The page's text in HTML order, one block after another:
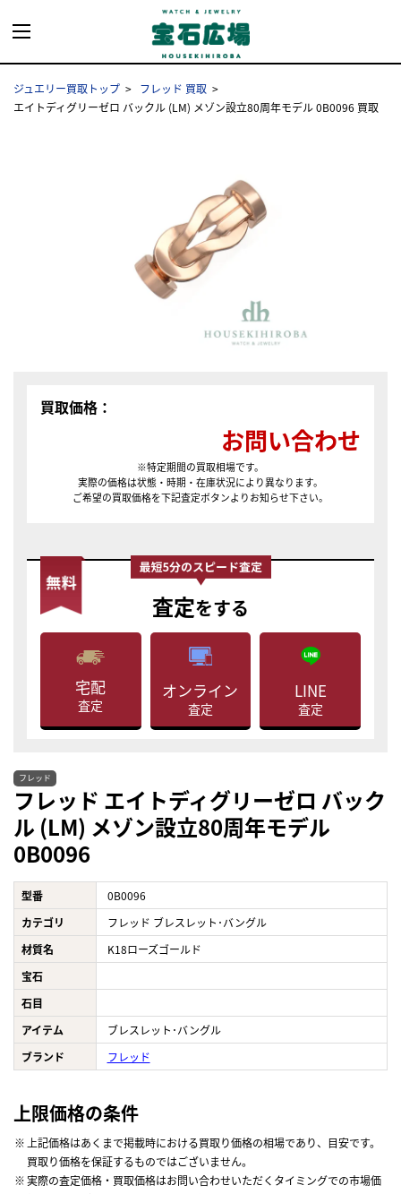
ジュエリー買取トップ
フレッド 買取
エイトディグリーゼロ バックル (LM) メゾン設立80周年モデル 0B0096 買取
買取価格：
お問い合わせ
※特定期間の買取相場です。
実際の価格は状態・時期・在庫状況により異なります。
ご希望の買取価格を下記査定ボタンよりお知らせ下さい。
査定をする
宅配
査定
オンライン
査定
LINE
査定
フレッド
フレッド エイトディグリーゼロ バック
ル (LM) メゾン設立80周年モデル
0B0096
型番
0B0096
カテゴリ
フレッド ブレスレット･バングル
材質名
K18ローズゴールド
宝石
石目
アイテム
ブレスレット･バングル
ブランド
フレッド
上限価格の条件
上記価格はあくまで掲載時における買取り価格の相場であり、目安です。
買取り価格を保証するものではございません。
実際の査定価格・買取価格はお問い合わせいただくタイミングでの市場価